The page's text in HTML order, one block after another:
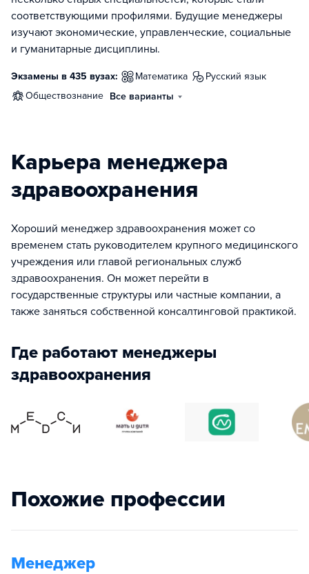
соответствующими профилями. Будущие менеджеры
изучают экономические, управленческие, социальные
и гуманитарные дисциплины.
Экзамены в 435 вузах: математика
русский язык
обществознание Все варианты
Карьера менеджера
здравоохранения
Хороший менеджер здравоохранения может со
временем стать руководителем крупного медицинского
учреждения или главой региональных служб
здравоохранения. Он может перейти в
государственные структуры или частные компании, а
также заняться собственной консалтинговой практикой.
Где работают менеджеры
здравоохранения
Похожие профессии
Менеджер